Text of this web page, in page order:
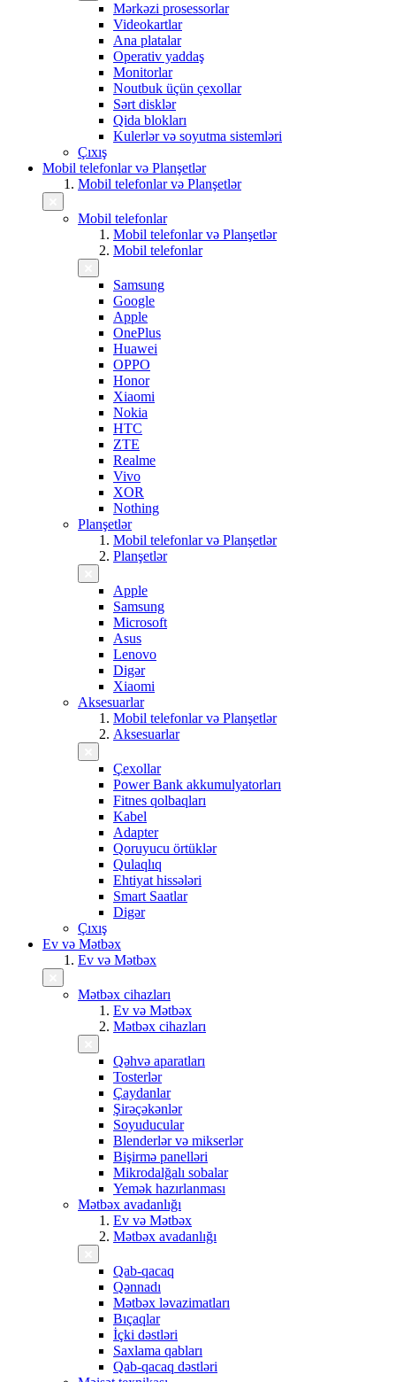
Mərkəzi prosessorlar
Videokartlar
Ana platalar
Operativ yaddaş
Monitorlar
Noutbuk üçün çexollar
Sərt disklər
Qida blokları
Kulerlər və soyutma sistemləri
Çıxış
Mobil telefonlar və Planşetlər
Mobil telefonlar və Planşetlər
Mobil telefonlar
Mobil telefonlar və Planşetlər
Mobil telefonlar
Samsung
Google
Apple
OnePlus
Huawei
OPPO
Honor
Xiaomi
Nokia
HTC
ZTE
Realme
Vivo
XOR
Nothing
Planşetlər
Mobil telefonlar və Planşetlər
Planşetlər
Apple
Samsung
Microsoft
Asus
Lenovo
Digər
Xiaomi
Aksesuarlar
Mobil telefonlar və Planşetlər
Aksesuarlar
Çexollar
Power Bank akkumulyatorları
Fitnes qolbaqları
Kabel
Adapter
Qoruyucu örtüklər
Qulaqlıq
Ehtiyat hissələri
Smart Saatlar
Digər
Çıxış
Ev və Mətbəx
Ev və Mətbəx
Mətbəx cihazları
Ev və Mətbəx
Mətbəx cihazları
Qəhvə aparatları
Tosterlər
Çaydanlar
Şirəçəkənlər
Soyuducular
Blenderlər və mikserlər
Bişirmə panelləri
Mikrodalğalı sobalar
Yemək hazırlanması
Mətbəx avadanlığı
Ev və Mətbəx
Mətbəx avadanlığı
Qab-qacaq
Qənnadı
Mətbəx ləvazimatları
Bıçaqlar
İçki dəstləri
Saxlama qabları
Qab-qacaq dəstləri